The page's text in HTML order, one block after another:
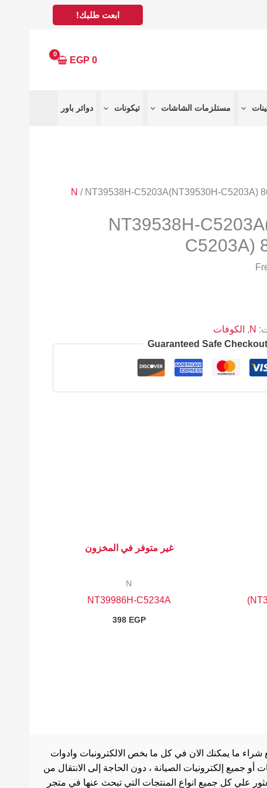
ابعت طلبك!
0
EGP
مستلزمات الشاشات تيكونات دوائر باور
N / NT39538H-C5203A(NT39530H-C5203A)
NT39538H-
C5203A)
N
, الكوفات
Guaranteed Safe Checkout
غير متوفر في المخزون
N
NT39986H-C5234A
398 EGP
شراء ما يمكنك الان في كل ما بخص الالكترونبات وادوات
جميع إلكترونيات الصيانة ، دون الحاجة إلى الانتقال من
علي كل جميع انواع المنتجات التي تبحث عنها في متجر